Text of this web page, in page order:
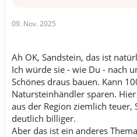
:
09. Nov. 2025
Ah OK, Sandstein, das ist
Ich würde sie - wie Du - nach
Schönes draus bauen. Kann
Natursteinhändler sparen.
aus der Region ziemlich teuer,
deutlich billiger.
Aber das ist ein anderes